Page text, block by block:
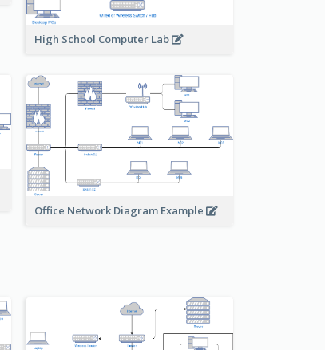
High School Computer Lab
Office Network Diagram Example